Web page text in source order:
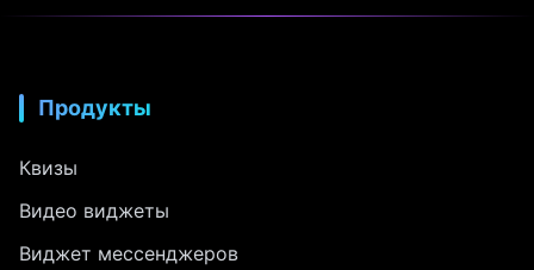
Продукты
Квизы
Видео виджеты
Виджет мессенджеров